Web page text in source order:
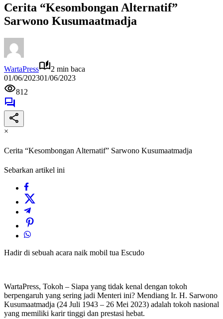
Cerita “Kesombongan Alternatif”
Sarwono Kusumaatmadja
WartaPress
2 min baca
01/06/202301/06/2023
812
×
Cerita “Kesombongan Alternatif” Sarwono Kusumaatmadja
Sebarkan artikel ini
Hadir di sebuah acara naik mobil tua Escudo
WartaPress, Tokoh – Siapa yang tidak kenal dengan tokoh
berpengaruh yang sering jadi Menteri ini? Mendiang Ir. H. Sarwono
Kusumaatmadja (24 Juli 1943 – 26 Mei 2023) adalah tokoh nasional
yang memiliki karir tinggi dan prestasi hebat.